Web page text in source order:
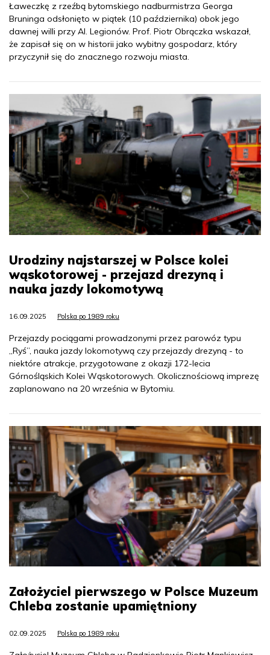
Ławeczkę z rzeźbą bytomskiego nadburmistrza Georga
Bruninga odsłonięto w piątek (10 października) obok jego
dawnej willi przy Al. Legionów. Prof. Piotr Obrączka wskazał,
że zapisał się on w historii jako wybitny gospodarz, który
przyczynił się do znacznego rozwoju miasta.
Urodziny najstarszej w Polsce kolei
wąskotorowej - przejazd drezyną i
nauka jazdy lokomotywą
16.09.2025 Polska po 1989 roku
Przejazdy pociągami prowadzonymi przez parowóz typu
„Ryś”, nauka jazdy lokomotywą czy przejazdy drezyną - to
niektóre atrakcje, przygotowane z okazji 172-lecia
Górnośląskich Kolei Wąskotorowych. Okolicznościową imprezę
zaplanowano na 20 września w Bytomiu.
Założyciel pierwszego w Polsce Muzeum
Chleba zostanie upamiętniony
02.09.2025 Polska po 1989 roku